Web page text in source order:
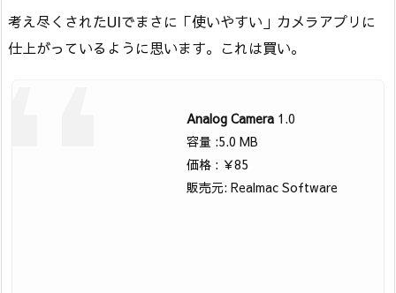
考え尽くされたUIでまさに「使いやすい」カメラアプリに
仕上がっているように思います。これは買い。
Analog Camera 1.0
容量 :5.0 MB
価格 : ￥85
販売元: Realmac Software